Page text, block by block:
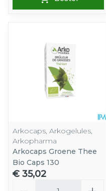
Arkocaps, Arkogelules,
Arkopharma
Arkocaps Groene Thee
Bio Caps 130
€ 35,02